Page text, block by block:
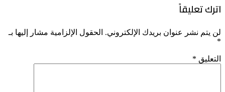
اترك تعليقاً
لن يتم نشر عنوان بريدك الإلكتروني. الحقول الإلزامية مشار إليها بـ
*
التعليق *